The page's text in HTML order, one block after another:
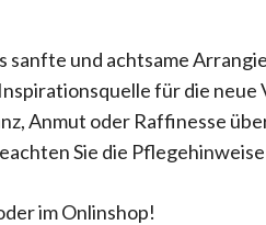
sanfte und achtsame
für die neue
Anmut oder Raffinesse
Sie die
im Onlinshop!